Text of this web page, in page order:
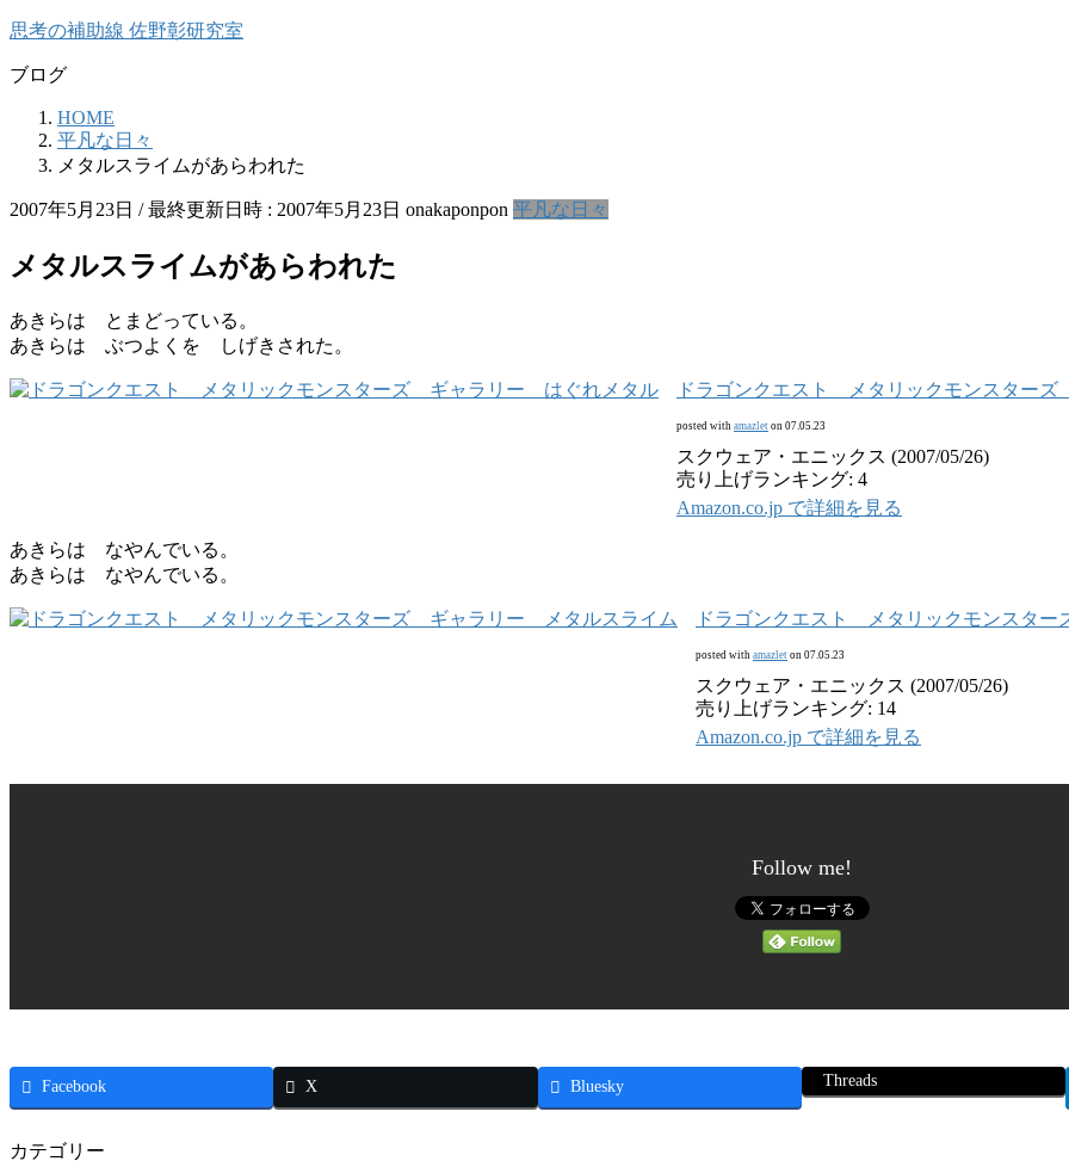
コ
テ
キ
ナ
ゲ
に
思考の補助線 佐野彰研究室
ブログ
HOME
平凡な日々
メタルスライムがあらわれた
2007年5月23日 / 最終更新日時 : 2007年5月23日 onakaponpon 平凡な日々
メタルスライムがあらわれた
あきらは とまどっている。
あきらは ぶつよくを しげきされた。
ドラゴンクエスト メタリックモンスター
posted with amazlet on 07.05.23
スクウェア・エニックス (2007/05/26)
売り上げランキング: 4
Amazon.co.jp で詳細を見る
あきらは なやんでいる。
あきらは なやんでいる。
ドラゴンクエスト メタリックモンスタ
posted with amazlet on 07.05.23
スクウェア・エニックス (2007/05/26)
売り上げランキング: 14
Amazon.co.jp で詳細を見る
Follow me!
Facebook X Bluesky Threads
カテゴリー